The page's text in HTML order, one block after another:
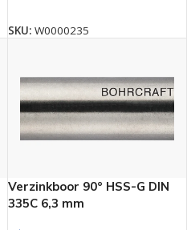
SKU: W0000235
Verzinkboor 90° HSS-G DIN
335C 6,3 mm